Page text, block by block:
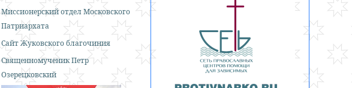
Миссионерский отдел Московского
Патриархата
Сайт Жуковского благочиния
Священномученик Петр
Озерецковский